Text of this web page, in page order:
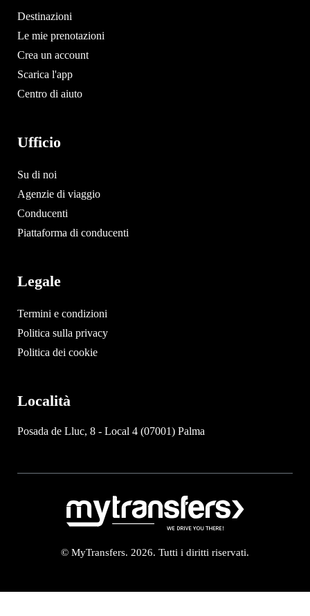
Destinazioni
Le mie prenotazioni
Crea un account
Scarica l'app
Centro di aiuto
Ufficio
Su di noi
Agenzie di viaggio
Conducenti
Piattaforma di conducenti
Legale
Termini e condizioni
Politica sulla privacy
Politica dei cookie
Località
Posada de Lluc, 8 - Local 4 (07001) Palma
© MyTransfers. 2026. Tutti i diritti riservati.